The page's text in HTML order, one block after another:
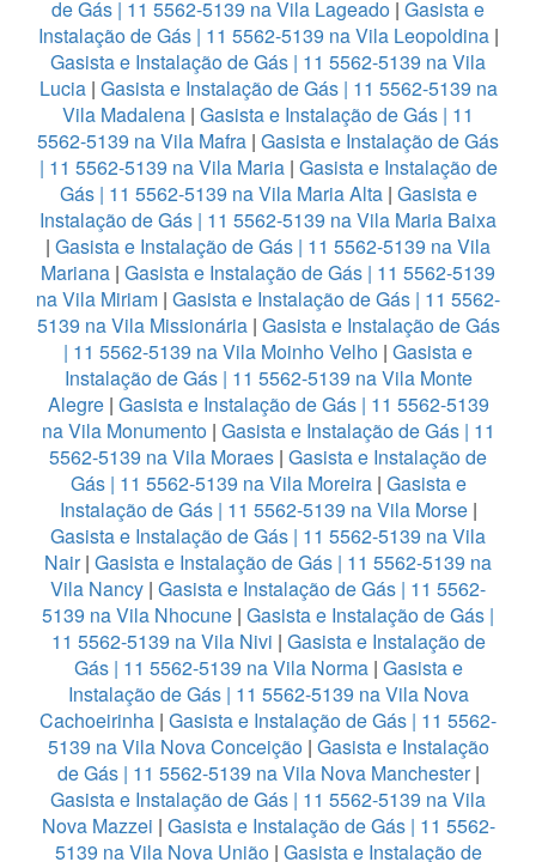
de Gás | 11 5562-5139 na Vila Lageado | Gasista e
Instalação de Gás | 11 5562-5139 na Vila Leopoldina|
Gasista e Instalação de Gás | 11 5562-5139 na Vila
Lucia| Gasista e Instalação de Gás | 11 5562-5139 na
Vila Madalena | Gasista e Instalação de Gás | 11
5562-5139 na Vila Mafra | Gasista e Instalação de Gás
| 11 5562-5139 na Vila Maria| Gasista e Instalação de
Gás | 11 5562-5139 na Vila Maria Alta| Gasista e
Instalação de Gás | 11 5562-5139 na Vila Maria Baixa
| Gasista e Instalação de Gás | 11 5562-5139 na Vila
Mariana | Gasista e Instalação de Gás | 11 5562-5139
na Vila Miriam | Gasista e Instalação de Gás | 11 5562-
5139 na Vila Missionária| Gasista e Instalação de Gás
| 11 5562-5139 na Vila Moinho Velho | Gasista e
Instalação de Gás | 11 5562-5139 na Vila Monte
Alegre| Gasista e Instalação de Gás | 11 5562-5139
na Vila Monumento| Gasista e Instalação de Gás | 11
5562-5139 na Vila Moraes | Gasista e Instalação de
Gás | 11 5562-5139 na Vila Moreira| Gasista e
Instalação de Gás | 11 5562-5139 na Vila Morse|
Gasista e Instalação de Gás | 11 5562-5139 na Vila
Nair| Gasista e Instalação de Gás | 11 5562-5139 na
Vila Nancy | Gasista e Instalação de Gás | 11 5562-
5139 na Vila Nhocune | Gasista e Instalação de Gás |
11 5562-5139 na Vila Nivi | Gasista e Instalação de
Gás | 11 5562-5139 na Vila Norma| Gasista e
Instalação de Gás | 11 5562-5139 na Vila Nova
Cachoeirinha | Gasista e Instalação de Gás | 11 5562-
5139 na Vila Nova Conceição| Gasista e Instalação
de Gás | 11 5562-5139 na Vila Nova Manchester|
Gasista e Instalação de Gás | 11 5562-5139 na Vila
Nova Mazzei | Gasista e Instalação de Gás | 11 5562-
5139 na Vila Nova União| Gasista e Instalação de